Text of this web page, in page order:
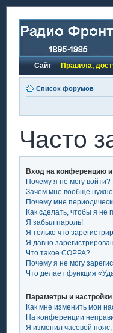
Сайт Правила,
Список форумов
Часто
Вход на конференцию и
Почему я не могу войти?
Зачем мне вообще нужно
Почему мне
Как сделать, чтобы я не
Я забыл пароль!
Я только что
Я давно
Что такое COPPA?
Почему я не могу
Что делает функция
Параметры и
Как мне изменить мои
На конференции
Я изменил часовой